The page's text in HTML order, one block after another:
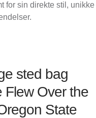
for sin direkte stil,
sted bag
Flew Over the
State